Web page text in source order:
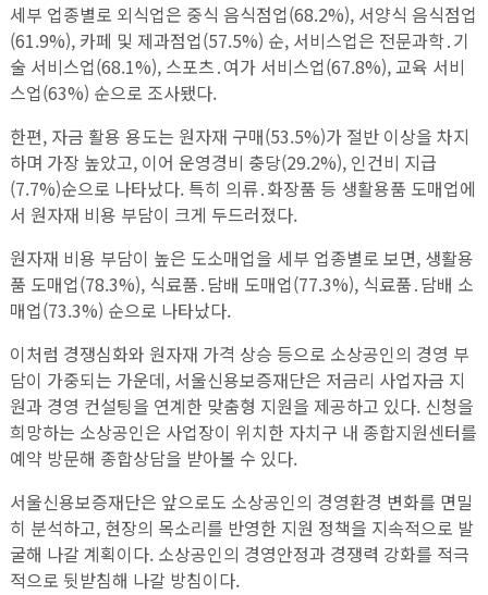
세부 업종별로 외식업은 중식 음식점업(68.2%), 서양식 음식점업
(61.9%), 카페 및 제과점업(57.5%) 순, 서비스업은 전문과학․기
술 서비스업(68.1%), 스포츠․여가 서비스업(67.8%), 교육 서비
스업(63%) 순으로 조사됐다.
한편, 자금 활용 용도는 원자재 구매(53.5%)가 절반 이상을 차지
하며 가장 높았고, 이어 운영경비 충당(29.2%), 인건비 지급
(7.7%)순으로 나타났다. 특히 의류․화장품 등 생활용품 도매업에
서 원자재 비용 부담이 크게 두드러졌다.
원자재 비용 부담이 높은 도소매업을 세부 업종별로 보면, 생활용
품 도매업(78.3%), 식료품․담배 도매업(77.3%), 식료품․담배 소
매업(73.3%) 순으로 나타났다.
이처럼 경쟁심화와 원자재 가격 상승 등으로 소상공인의 경영 부
담이 가중되는 가운데, 서울신용보증재단은 저금리 사업자금 지
원과 경영 컨설팅을 연계한 맞춤형 지원을 제공하고 있다. 신청을
희망하는 소상공인은 사업장이 위치한 자치구 내 종합지원센터를
예약 방문해 종합상담을 받아볼 수 있다.
서울신용보증재단은 앞으로도 소상공인의 경영환경 변화를 면밀
히 분석하고, 현장의 목소리를 반영한 지원 정책을 지속적으로 발
굴해 나갈 계획이다. 소상공인의 경영안정과 경쟁력 강화를 적극
적으로 뒷받침해 나갈 방침이다.